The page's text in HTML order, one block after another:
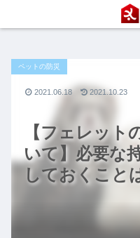
【フェレット
いて】必要な
しておくこと
ペットの防災
2021.06.18 2021.10.23